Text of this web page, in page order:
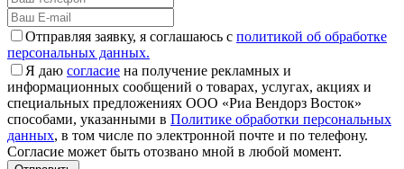
Отправляя заявку, я соглашаюсь с политикой об обработке
персональных данных.
Я даю согласие на получение рекламных и
информационных сообщений о товарах, услугах, акциях и
специальных предложениях ООО «Риа Вендорз Восток»
способами, указанными в Политике обработки персональных
данных, в том числе по электронной почте и по телефону.
Согласие может быть отозвано мной в любой момент.